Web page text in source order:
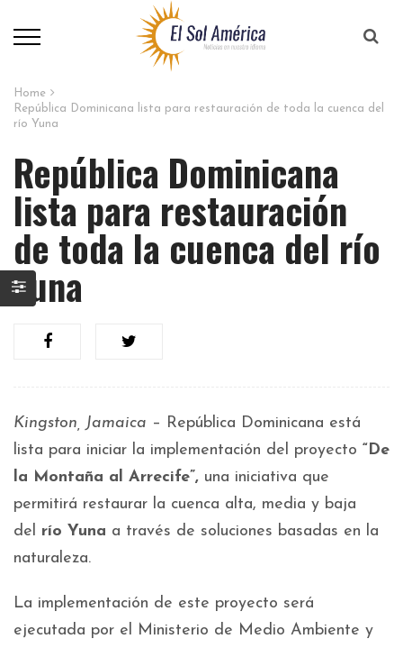
Home
República Dominicana lista para restauración de toda la cuenca del
río Yuna
República Dominicana
lista para restauración
de toda la cuenca del río
Yuna
Kingston, Jamaica – República Dominicana está
lista para iniciar la implementación del proyecto “De
la Montaña al Arrecife”, una iniciativa que
permitirá restaurar la cuenca alta, media y baja
del río Yuna a través de soluciones basadas en la
naturaleza.
La implementación de este proyecto será
ejecutada por el Ministerio de Medio Ambiente y